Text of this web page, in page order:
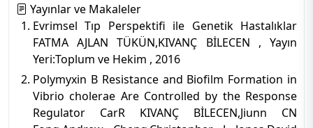
Yayınlar ve Makaleler
Evrimsel Tıp Perspektifi ile Genetik Hastalıklar
FATMA AJLAN TÜKÜN,KIVANÇ BİLECEN , Yayın
Yeri:Toplum ve Hekim , 2016
Polymyxin B Resistance and Biofilm Formation in
Vibrio cholerae Are Controlled by the Response
Regulator CarR KIVANÇ BİLECEN,Jiunn CN